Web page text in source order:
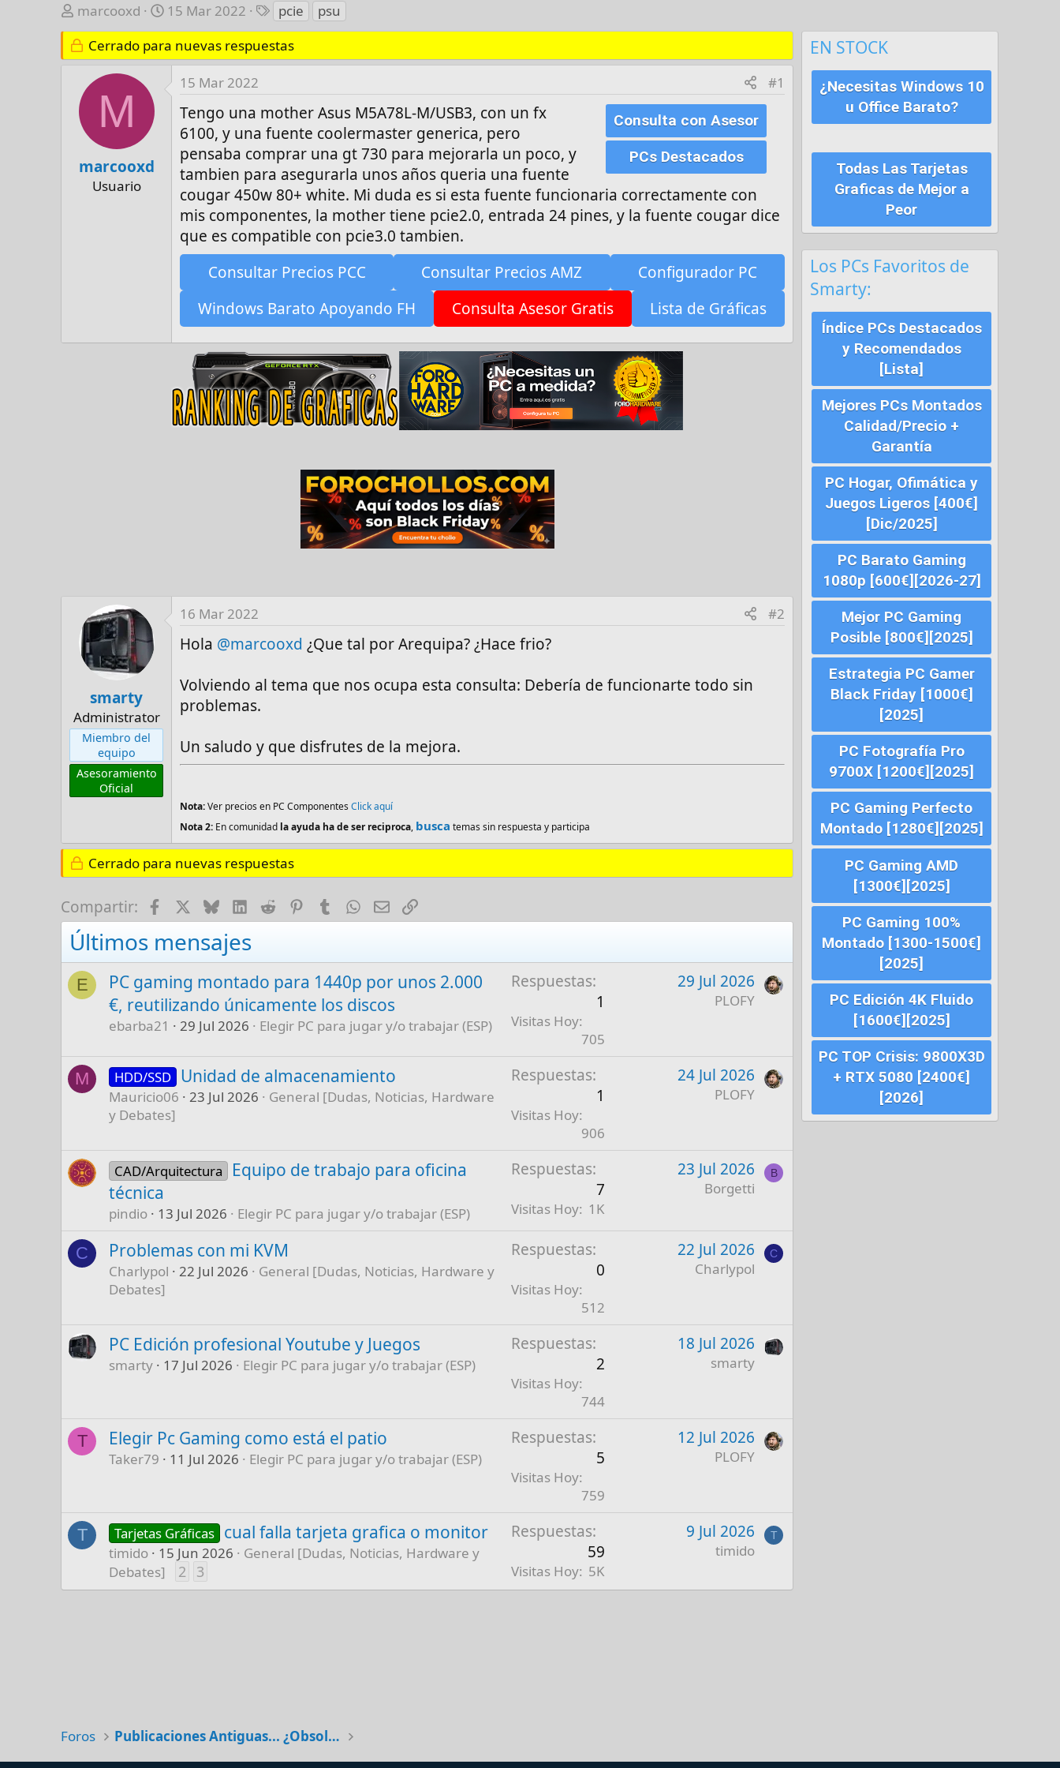
A
u
t
o
marcooxd
F
e
c
h
a
d
15 Mar 2022
E
t
i
q
e
t
a
s
pcie
psu
Cerrado para nuevas respuestas
M
marcooxd
Usuario
15 Mar 2022 #1
Consulta con Asesor
PCs Destacados
Tengo una mother Asus M5A78L-M/USB3, con un fx
6100, y una fuente coolermaster generica, pero
pensaba comprar una gt 730 para mejorarla un poco, y
tambien para asegurarla unos años queria una fuente
cougar 450w 80+ white. Mi duda es si esta fuente funcionaria correctamente con
mis componentes, la mother tiene pcie2.0, entrada 24 pines, y la fuente cougar dice
que es compatible con pcie3.0 tambien.
Consultar Precios PCC
Consultar Precios AMZ
Configurador PC
Windows Barato Apoyando FH
Consulta Asesor Gratis Lista de Gráficas
smarty
Administrator
Miembro del
equipo
Asesoramiento
Oficial
16 Mar 2022 #2
Hola @marcooxd ¿Que tal por Arequipa? ¿Hace frio?
Volviendo al tema que nos ocupa esta consulta: Debería de funcionarte todo sin
problemas.
Un saludo y que disfrutes de la mejora.
Nota:Ver precios en PC ComponentesClick aquí
Nota 2: En comunidad la ayuda ha de ser reciproca, busca temas sin respuesta y participa
Cerrado para nuevas respuestas
Compartir: FacebookBlueskyLinkedIn
RedditPinterestTumblr
WhatsApp
E-mailEnlace
Últimos mensajes
E
PC gaming montado para 1440p por unos 2.000
€, reutilizando únicamente los discos
ebarba21 29 Jul 2026 Elegir PC para jugar y/o trabajar (ESP)
Respuestas
1
Visitas Hoy
705
29 Jul 2026
PLOFY
M HDD/SSD Unidad de almacenamiento
Mauricio06 23 Jul 2026
General [Dudas, Noticias, Hardware
y Debates]
Respuestas
1
Visitas Hoy
906
24 Jul 2026
PLOFY
CAD/Arquitectura
Equipo de trabajo para oficina
técnica
pindio 13 Jul 2026 Elegir PC para jugar y/o trabajar (ESP)
Respuestas
7
Visitas Hoy 1K
23 Jul 2026
Borgetti
B
C Problemas con mi KVM
Charlypol 22 Jul 2026
General [Dudas, Noticias, Hardware y
Debates]
Respuestas
0
Visitas Hoy
512
22 Jul 2026
Charlypol
C
PC Edición profesional Youtube y Juegos
smarty 17 Jul 2026 Elegir PC para jugar y/o trabajar (ESP)
Respuestas
2
Visitas Hoy
744
18 Jul 2026
smarty
T Elegir Pc Gaming como está el patio
Taker79 11 Jul 2026 Elegir PC para jugar y/o trabajar (ESP)
Respuestas
5
Visitas Hoy
759
12 Jul 2026
PLOFY
T Tarjetas Gráficas cual falla tarjeta grafica o monitor
timido 15 Jun 2026
General [Dudas, Noticias, Hardware y
Debates]
2 3
Respuestas
59
Visitas Hoy 5K
9 Jul 2026
timido
T
EN STOCK
¿Necesitas Windows 10
u Office Barato?
Todas Las Tarjetas
Graficas de Mejor a
Peor
Los PCs Favoritos de
Smarty:
Índice PCs Destacados
y Recomendados
[Lista]
Mejores PCs Montados
Calidad/Precio +
Garantía
PC Hogar, Ofimática y
Juegos Ligeros [400€]
[Dic/2025]
PC Barato Gaming
1080p [600€][2026-27]
Mejor PC Gaming
Posible [800€][2025]
Estrategia PC Gamer
Black Friday [1000€]
[2025]
PC Fotografía Pro
9700X [1200€][2025]
PC Gaming Perfecto
Montado [1280€][2025]
PC Gaming AMD
[1300€][2025]
PC Gaming 100%
Montado [1300-1500€]
[2025]
PC Edición 4K Fluido
[1600€][2025]
PC TOP Crisis: 9800X3D
+ RTX 5080 [2400€]
[2026]
Foros Publicaciones Antiguas... ¿Obsoletas?